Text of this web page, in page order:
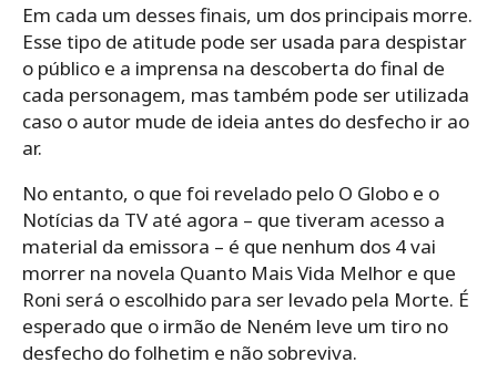
Em cada um desses finais, um dos principais morre.
Esse tipo de atitude pode ser usada para despistar
o público e a imprensa na descoberta do final de
cada personagem, mas também pode ser utilizada
caso o autor mude de ideia antes do desfecho ir ao
ar.
No entanto, o que foi revelado pelo O Globo e o
Notícias da TV até agora – que tiveram acesso a
material da emissora – é que nenhum dos 4 vai
morrer na novela Quanto Mais Vida Melhor e que
Roni será o escolhido para ser levado pela Morte. É
esperado que o irmão de Neném leve um tiro no
desfecho do folhetim e não sobreviva.